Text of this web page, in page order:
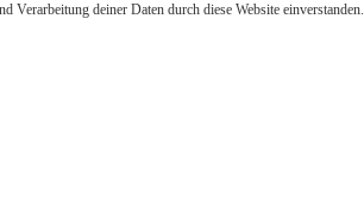
deiner Daten durch diese Website einverstanden.